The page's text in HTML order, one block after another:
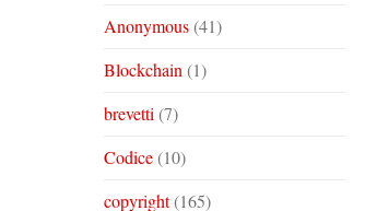
Anonymous(41)
Blockchain (1)
brevetti (7)
Codice(10)
copyright(165)